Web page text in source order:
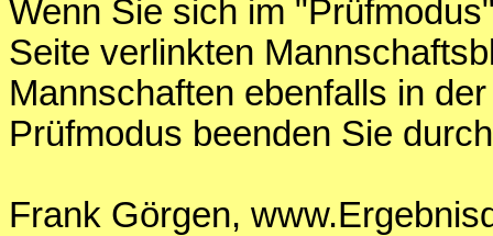
Wenn Sie sich im
Seite verlinkten
Mannschaften ebenfalls in
Prüfmodus beenden Sie
Frank Görgen,